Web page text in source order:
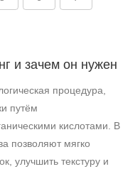
и зачем он нужен
процедура,
путём
кислотами. В
позволяют мягко
улучшить текстуру и
о консультации
89
89